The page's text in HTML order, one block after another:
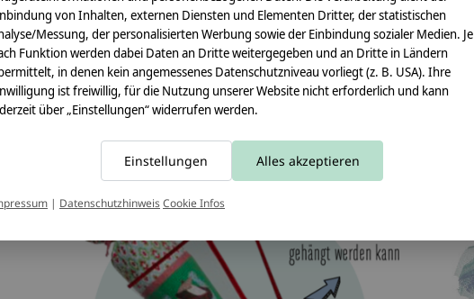
von Inhalten, externen Diensten und Elementen Dritter, der statistischen
Messung, der personalisierten Werbung sowie der Einbindung sozialer Medien. Je
Funktion werden dabei Daten an Dritte weitergegeben und an Dritte in Ländern
in denen kein angemessenes Datenschutzniveau vorliegt (z. B. USA). Ihre
ist freiwillig, für die Nutzung unserer Website nicht erforderlich und kann
über „Einstellungen“ widerrufen werden.
Einstellungen Alles akzeptieren
| DatenschutzhinweisCookie Infos